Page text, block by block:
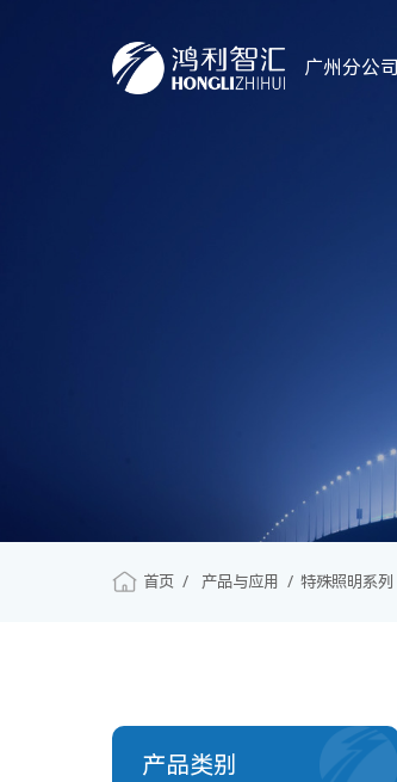
广州分公司
首页 产品与应用 特殊照明系列
产品类别